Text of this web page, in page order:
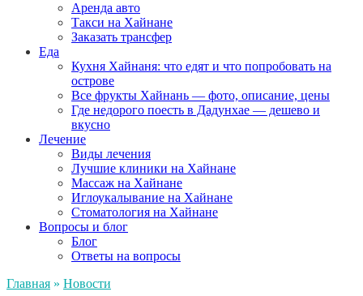
Аренда авто
Такси на Хайнане
Заказать трансфер
Еда
Кухня Хайнаня: что едят и что попробовать на
острове
Все фрукты Хайнань — фото, описание, цены
Где недорого поесть в Дадунхае — дешево и
вкусно
Лечение
Виды лечения
Лучшие клиники на Хайнане
Массаж на Хайнане
Иглоукалывание на Хайнане
Стоматология на Хайнане
Вопросы и блог
Блог
Ответы на вопросы
Главная » Новости